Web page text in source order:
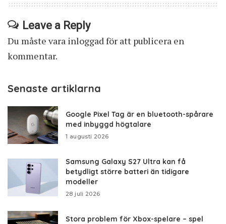
Leave a Reply
Du måste vara inloggadför att publicera en
kommentar.
Senaste artiklarna
Google Pixel Tag är en bluetooth-spårare
med inbyggd högtalare
1 augusti 2026
Samsung Galaxy S27 Ultra kan få
betydligt större batteri än tidigare
modeller
28 juli 2026
Stora problem för Xbox-spelare – spel